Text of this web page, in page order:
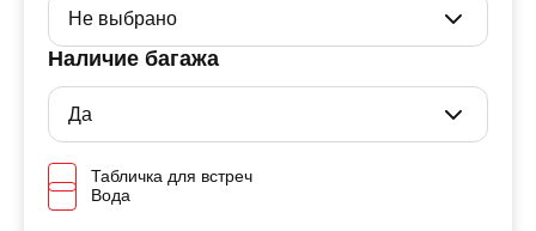
Наличие багажа
Табличка для встреч
Вода